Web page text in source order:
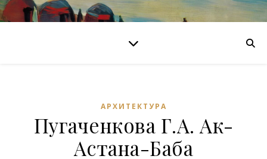
АРХИТЕКТУРА
Пугаченкова Г.А. Ак-
Астана-Баба